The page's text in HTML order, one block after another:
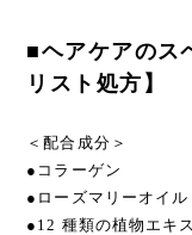
■ヘアケアのス
リスト処方】
＜配合成分＞
●コラーゲン
●ローズマリーオイル
●12 種類の植物エキス